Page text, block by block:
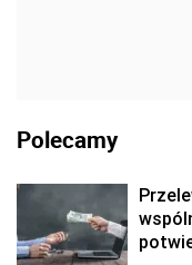
Polecamy